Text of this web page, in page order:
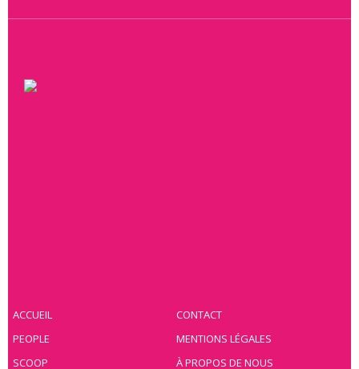
ACCUEIL
PEOPLE
SCOOP
CONTACT
MENTIONS LÉGALES
À PROPOS DE NOUS